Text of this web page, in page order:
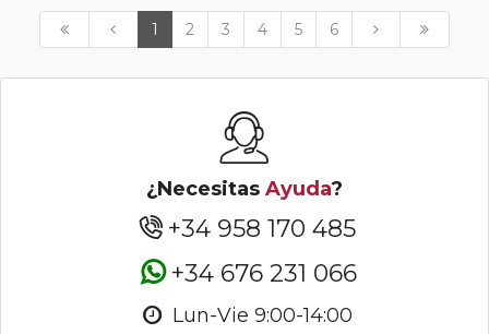
1 2 3 4 5 6
¿Necesitas Ayuda?
+34 958 170 485
+34 676 231 066
Lun-Vie 9:00-14:00